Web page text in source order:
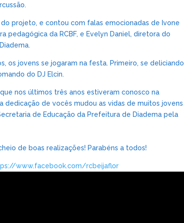
projeto, e contou com falas emocionadas de Ivone
pedagógica da RCBF, e Evelyn Daniel, diretora do
jovens se jogaram na festa. Primeiro, se deliciando
do DJ Elcin.
nos últimos três anos estiveram conosco na
de vocês mudou as vidas de muitos jovens
de Educação da Prefeitura de Diadema pela
de boas realizações! Parabéns a todos!
www.facebook.com/rcbeijaflor